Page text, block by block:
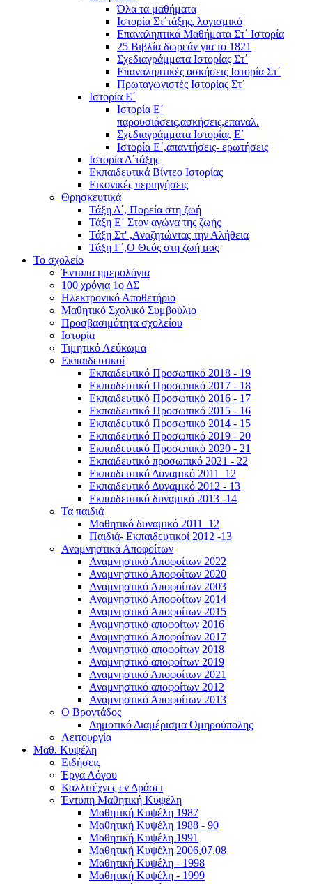
Όλα τα μαθήματα
Ιστορία Στ΄τάξης, λογισμικό
Επαναληπτικά Μαθήματα Στ΄ Ιστορία
25 Βιβλία δωρεάν για το 1821
Σχεδιαγράμματα Ιστορίας Στ΄
Επαναληπτικές ασκήσεις Ιστορία Στ΄
Πρωταγωνιστές Ιστορίας Στ΄
Ιστορία Ε΄
Ιστορία Ε΄
παρουσιάσεις,ασκήσεις,επαναλ.
Σχεδιαγράμματα Ιστορίας Ε΄
Ιστορία Ε΄,απαντήσεις- ερωτήσεις
Ιστορία Δ΄τάξης
Εκπαιδευτικά Βίντεο Ιστορίας
Εικονικές περιηγήσεις
Θρησκευτικά
Τάξη Δ΄, Πορεία στη ζωή
Τάξη Ε΄ Στον αγώνα της ζωής
Τάξη Στ' ,Αναζητώντας την Αλήθεια
Τάξη Γ΄,Ο Θεός στη ζωή μας
Το σχολείο
Έντυπα ημερολόγια
100 χρόνια 1ο ΔΣ
Ηλεκτρονικό Αποθετήριο
Μαθητικό Σχολικό Συμβούλιο
Προσβασιμότητα σχολείου
Ιστορία
Τιμητικό Λεύκωμα
Εκπαιδευτικοί
Εκπαιδευτικό Προσωπικό 2018 - 19
Εκπαιδευτικό Προσωπικό 2017 - 18
Εκπαιδευτικό Προσωπικό 2016 - 17
Εκπαιδευτικό Προσωπικό 2015 - 16
Εκπαιδευτικό Προσωπικό 2014 - 15
Εκπαιδευτικό Προσωπικό 2019 - 20
Εκπαιδευτικό Προσωπικό 2020 - 21
Εκπαιδευτικό προσωπικό 2021 - 22
Εκπαιδευτικό Δυναμικό 2011_12
Εκπαιδευτικό Δυναμικό 2012 - 13
Εκπαιδευτικό δυναμικό 2013 -14
Τα παιδιά
Μαθητικό δυναμικό 2011_12
Παιδιά- Εκπαιδευτικοί 2012 -13
Αναμνηστικά Αποφοίτων
Αναμνηστικό Αποφοίτων 2022
Αναμνηστικό Αποφοίτων 2020
Αναμνηστικό Αποφοίτων 2003
Αναμνηστικό Αποφοίτων 2014
Αναμνηστικό Αποφοίτων 2015
Αναμνηστικό αποφοίτων 2016
Αναμνηστικό Αποφοίτων 2017
Αναμνηστικό αποφοίτων 2018
Αναμνηστικό αποφοίτων 2019
Αναμνηστικό Αποφοίτων 2021
Αναμνηστικό αποφοίτων 2012
Αναμνηστικό Αποφοίτων 2013
Ο Βροντάδος
Δημοτικό Διαμέρισμα Ομηρούπολης
Λειτουργία
Μαθ. Κυψέλη
Ειδήσεις
Έργα Λόγου
Καλλιτέχνες εν Δράσει
Έντυπη Μαθητική Κυψέλη
Μαθητική Κυψέλη 1987
Μαθητική Κυψέλη 1988 - 90
Μαθητική Κυψέλη 1991
Μαθητική Κυψέλη 2006,07,08
Μαθητική Κυψέλη - 1998
Μαθητική Κυψέλη - 1999